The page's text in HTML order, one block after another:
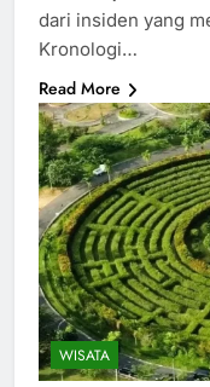
dari insiden yang
Kronologi…
Read More
WISATA